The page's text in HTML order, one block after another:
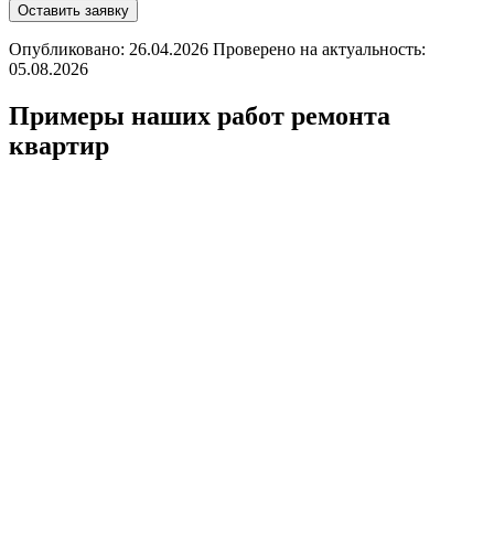
Оставить заявку
Опубликовано: 26.04.2026 Проверено на актуальность:
05.08.2026
Примеры наших работ ремонта
квартир